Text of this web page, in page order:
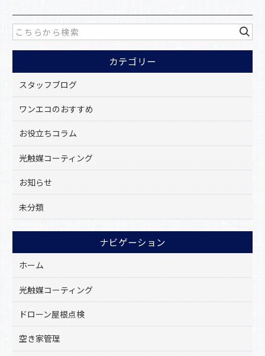
e
b
o
o
k
カテゴリー
スタッフブログ
ワンエコのおすすめ
お役立ちコラム
光触媒コーティング
お知らせ
未分類
ナビゲーション
ホーム
光触媒コーティング
ドローン屋根点検
空き家管理